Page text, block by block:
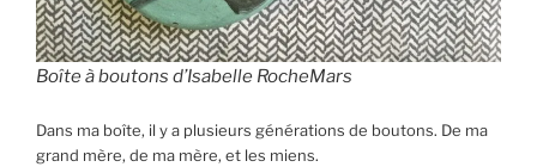
Boîte à boutons d’Isabelle RocheMars
Dans ma boîte, il y a plusieurs générations de boutons. De ma
grand mère, de ma mère, et les miens.